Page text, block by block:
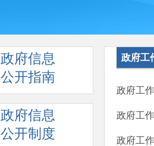
政府信息
公开指南
政府信息
公开制度
政府工
政府工
政府工
政府工